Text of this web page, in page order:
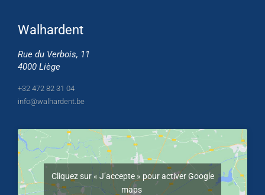
Walhardent
Rue du Verbois, 11
4000 Liège
+32 472 82 31 04
info@walhardent.be
Cliquez sur « J’accepte » pour activer Google
maps